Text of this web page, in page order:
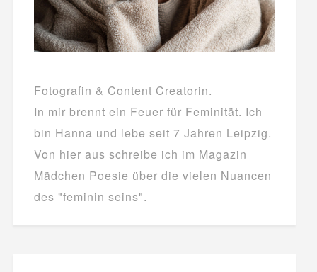
Fotografin & Content Creatorin.
In mir brennt ein Feuer für Feminität. Ich
bin Hanna und lebe seit 7 Jahren Leipzig.
Von hier aus schreibe ich im Magazin
Mädchen Poesie über die vielen Nuancen
des "feminin seins".